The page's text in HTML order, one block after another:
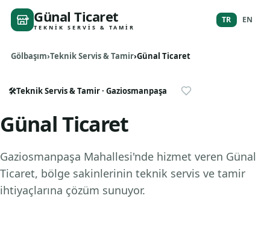
Günal Ticaret
TEKNIK SERVIS & TAMIR
TR EN
Gölbaşım Teknik Servis & Tamir Günal Ticaret
🛠️Teknik Servis & Tamir· Gaziosmanpaşa
Günal Ticaret
Gaziosmanpaşa Mahallesi'nde hizmet veren Günal
Ticaret, bölge sakinlerinin teknik servis ve tamir
ihtiyaçlarına çözüm sunuyor.